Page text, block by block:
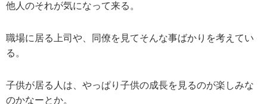
他人のそれが気になって来る。
職場に居る上司や、同僚を見てそんな事ばかりを考えてい
る。
子供が居る人は、やっぱり子供の成長を見るのが楽しみな
のかなーとか。